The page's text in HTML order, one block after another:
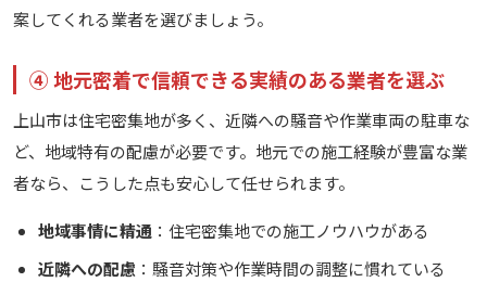
案してくれる業者を選びましょう。
④ 地元密着で信頼できる実績のある業者を選ぶ
上山市は住宅密集地が多く、近隣への騒音や作業車両の駐車な
ど、地域特有の配慮が必要です。地元での施工経験が豊富な業
者なら、こうした点も安心して任せられます。
地域事情に精通：住宅密集地での施工ノウハウがある
近隣への配慮 ：騒音対策や作業時間の調整に慣れている